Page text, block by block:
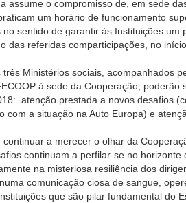
assume o compromisso de, em sede
um horário de funcionamento
sentido de garantir às Instituições um
das referidas comparticipações, no
Ministérios sociais, acompanhados
à sede da Cooperação, poderão
atenção prestada a novos desafios
com a situação na Auto Europa) e
a merecer o olhar da
continuam a perfilar-se no horizonte
na misteriosa resiliência dos
comunicação ciosa de sangue,
que são pilar fundamental do